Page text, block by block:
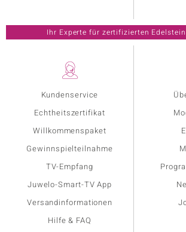
Kundenservice
Echtheitszertifikat
Willkommenspaket
Gewinnspielteilnahme
TV-Empfang
Juwelo-Smart-TV App
Versandinformationen
Hilfe & FAQ
Ihr Experte für zertifizierten